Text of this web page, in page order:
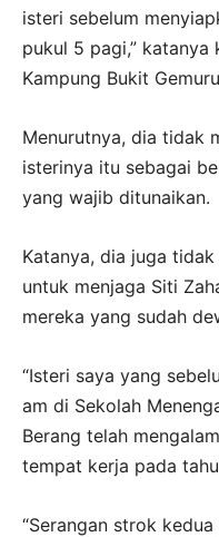
isteri sebelum
pukul 5 pagi,”
Kampung Bukit
Menurutnya, dia tidak
isterinya itu sebagai
yang wajib ditunaikan.
Katanya, dia juga
untuk menjaga Siti
mereka yang sudah
“Isteri saya yang
am di Sekolah
Berang telah
tempat kerja pada
“Serangan strok